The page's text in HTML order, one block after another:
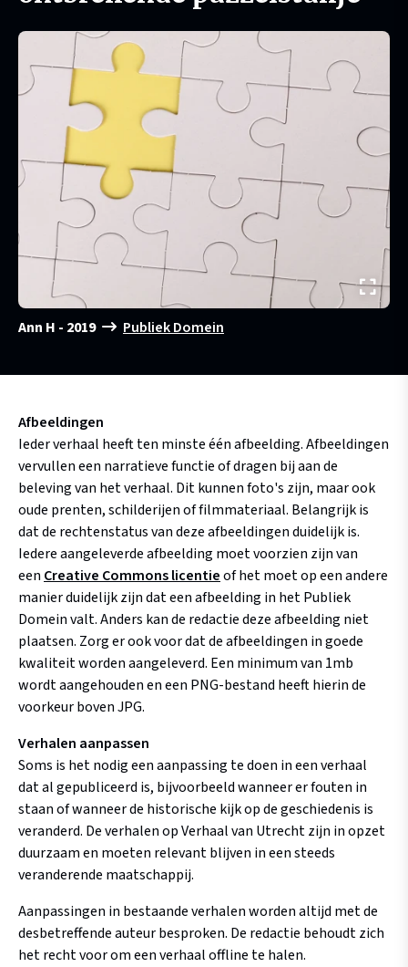
Ann H - 2019 Publiek Domein
Afbeeldingen
Ieder verhaal heeft ten minste één afbeelding. Afbeeldingen
vervullen een narratieve functie of dragen bij aan de
beleving van het verhaal. Dit kunnen foto's zijn, maar ook
oude prenten, schilderijen of filmmateriaal. Belangrijk is
dat de rechtenstatus van deze afbeeldingen duidelijk is.
Iedere aangeleverde afbeelding moet voorzien zijn van
eenCreative Commons licentieof het moet op een andere
manier duidelijk zijn dat een afbeelding in het Publiek
Domein valt. Anders kan de redactie deze afbeelding niet
plaatsen. Zorg er ook voor dat de afbeeldingen in goede
kwaliteit worden aangeleverd. Een minimum van 1mb
wordt aangehouden en een PNG-bestand heeft hierin de
voorkeur boven JPG.
Verhalen aanpassen
Soms is het nodig een aanpassing te doen in een verhaal
dat al gepubliceerd is, bijvoorbeeld wanneer er fouten in
staan of wanneer de historische kijk op de geschiedenis is
veranderd. De verhalen op Verhaal van Utrecht zijn in opzet
duurzaam en moeten relevant blijven in een steeds
veranderende maatschappij.
Aanpassingen in bestaande verhalen worden altijd met de
desbetreffende auteur besproken. De redactie behoudt zich
het recht voor om een verhaal offline te halen.